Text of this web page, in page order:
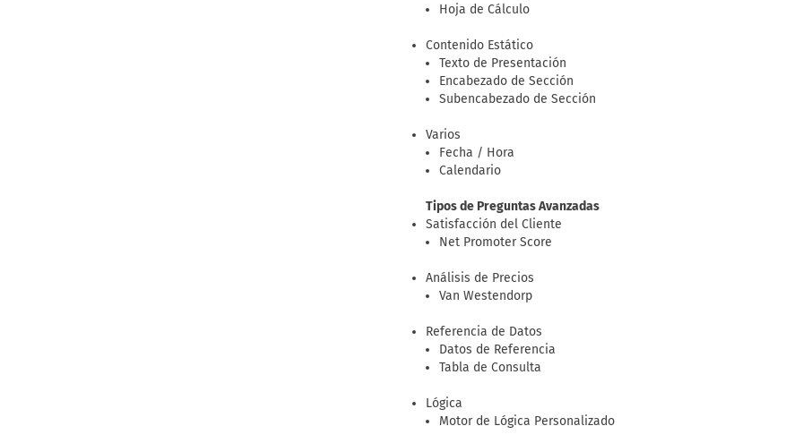
Hoja de Cálculo
Contenido Estático
Texto de Presentación
Encabezado de Sección
Subencabezado de Sección
Varios
Fecha / Hora
Calendario
Tipos de Preguntas Avanzadas
Satisfacción del Cliente
Net Promoter Score
Análisis de Precios
Van Westendorp
Referencia de Datos
Datos de Referencia
Tabla de Consulta
Lógica
Motor de Lógica Personalizado